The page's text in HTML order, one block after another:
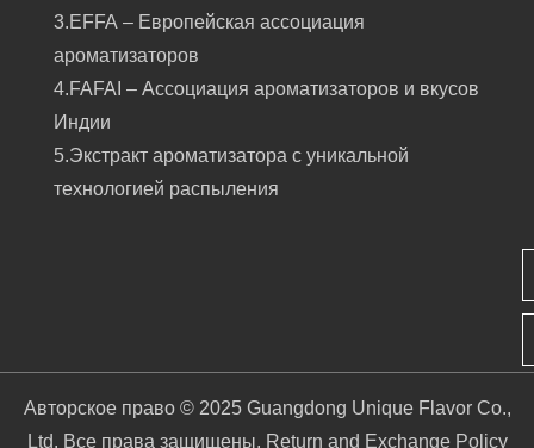
3.EFFA – Европейская ассоциация
ароматизаторов
4.FAFAI – Ассоциация ароматизаторов и вкусов
Индии
5.Экстракт ароматизатора с уникальной
технологией распыления
Авторское право © 2025 Guangdong Unique Flavor Co.,
Ltd. Все права защищены. Return and Exchange Policy